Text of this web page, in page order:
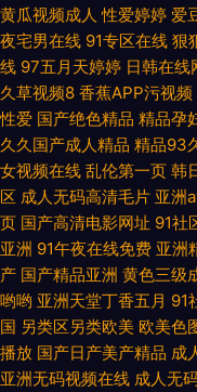
91福利 女同性恋视频 午夜影
视频家庭 免费性片 亚洲成
www免费 成人a高清免费版
五月 四虎东方av AV女优久
国自产 国产91蜜臀人妻 人
伪娘ts网站 91自产精品国 国
综合网 玖玖视频久久 婷婷五
黄瓜视频成人 性爱婷婷 爱
夜宅男在线 91专区在线 狠
线 97五月天婷婷 日韩在线
久草视频8 香蕉APP污视频
性爱 国产绝色精品 精品孕
久久国产成人精品 精品93
女视频在线 乱伦第一页 韩
区 成人无码高清毛片 亚洲
页 国产高清电影网址 91社
亚洲 91午夜在线免费 亚洲
产 国产精品亚洲 黄色三级
哟哟 亚洲天堂丁香五月 91
国 另类区另类欧美 欧美色
播放 国产日产美产精品 成
亚洲无码视频在线 成人无